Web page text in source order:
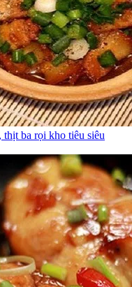
thịt ba rọi kho tiêu siêu